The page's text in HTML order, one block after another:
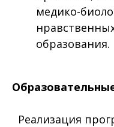
медико-
образования.
Реализация